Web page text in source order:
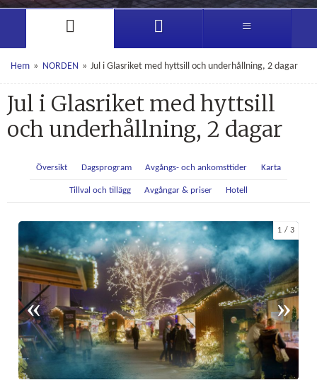
Hem » NORDEN » Jul i Glasriket med hyttsill och underhållning, 2 dagar
Jul i Glasriket med hyttsill
och underhållning, 2 dagar
Översikt Dagsprogram Avgångs- och ankomsttider Karta
Tillval och tillägg Avgångar & priser Hotell
1 3